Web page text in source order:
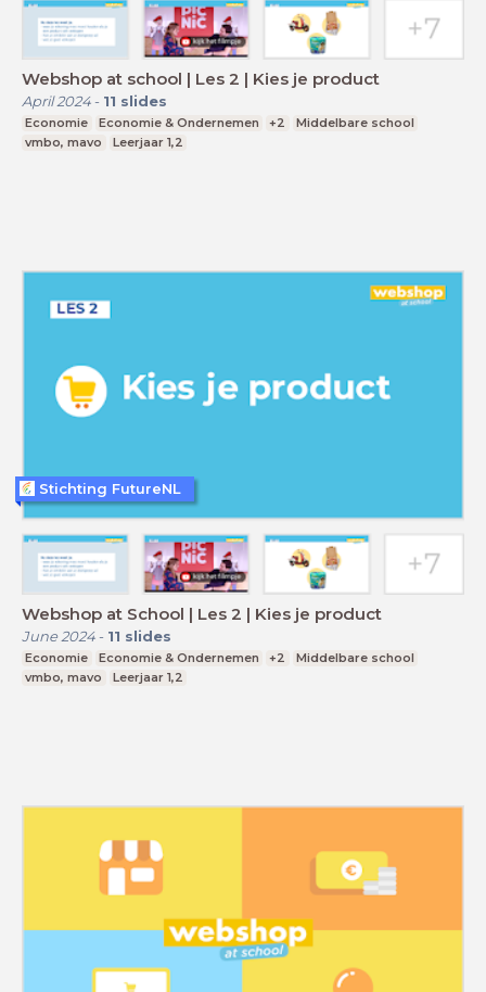
Webshop at school | Les 2 | Kies je product
April 2024- 11 slides
Economie Economie & Ondernemen +2
Middelbare school
vmbo, mavo
Leerjaar 1,2
Webshop at School | Les 2 | Kies je product
June 2024- 11 slides
Economie Economie & Ondernemen +2
Middelbare school
vmbo, mavo
Leerjaar 1,2
Stichting FutureNL